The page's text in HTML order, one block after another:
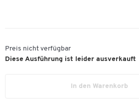
Preis nicht verfügbar
Diese Ausführung ist leider ausverkauft
In den Warenkorb